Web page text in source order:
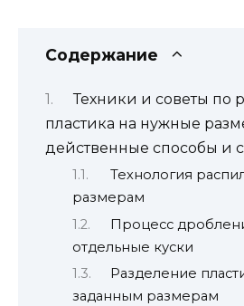
Содержание
Техники и советы по
пластика на нужные
действенные способы и
Технология
размерам
Процесс
отдельные куски
Разделение
заданным размерам